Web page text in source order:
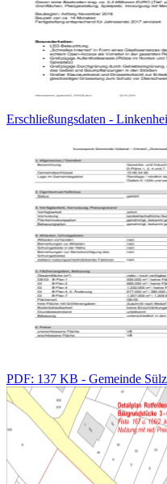
Erschließungsdaten -
PDF: 137 KB - Gemeinde